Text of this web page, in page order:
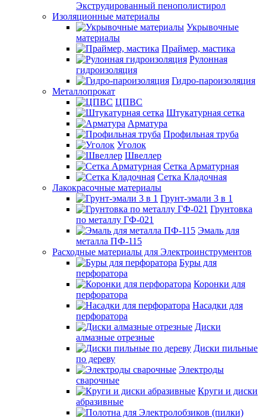
Экструдированный пенополистирол
Изоляционные материалы
Укрывочные
материалы
Праймер, мастика
Рулонная
гидроизоляция
Гидро-пароизоляция
Металлопрокат
ЦПВС
Штукатурная сетка
Арматура
Профильная труба
Уголок
Швеллер
Сетка Арматурная
Сетка Кладочная
Лакокрасочные материалы
Грунт-эмали 3 в 1
Грунтовка
по металлу ГФ-021
Эмаль для
металла ПФ-115
Расходные материалы для Электроинструментов
Буры для
перфоратора
Коронки для
перфоратора
Насадки для
перфоратора
Диски
алмазные отрезные
Диски пильные
по дереву
Электроды
сварочные
Круги и диски
абразивные